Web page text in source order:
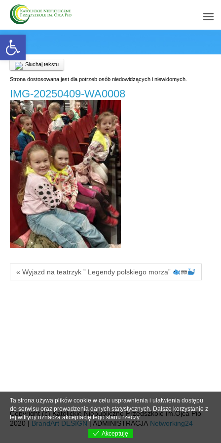
Open toolbar
Słuchaj tekstu
Strona dostosowana jest dla potrzeb osób niedowidzących i niewidomych.
IMG-20250409-WA0008
« Wyjazd na teatrzyk ” Legendy polskiego morza” 🪼
Copyright (c) Katolickie Niepubliczne Przedszkole im.Ojca Pio
2020 | BrandArt DESIGN | ADMINISTRACJA Networking24
Ta strona używa plików cookie w celu usprawnienia i ułatwienia dostępu
do serwisu oraz prowadzenia danych statystycznych. Dalsze korzystanie z
tej witryny oznacza akceptację tego stanu rzeczy.
Akceptuję